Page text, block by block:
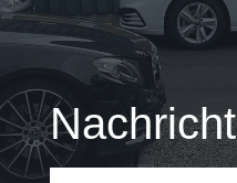
Nachricht